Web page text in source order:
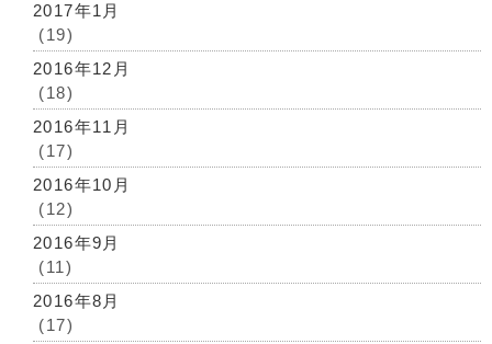
2017年1月
(19)
2016年12月
(18)
2016年11月
(17)
2016年10月
(12)
2016年9月
(11)
2016年8月
(17)